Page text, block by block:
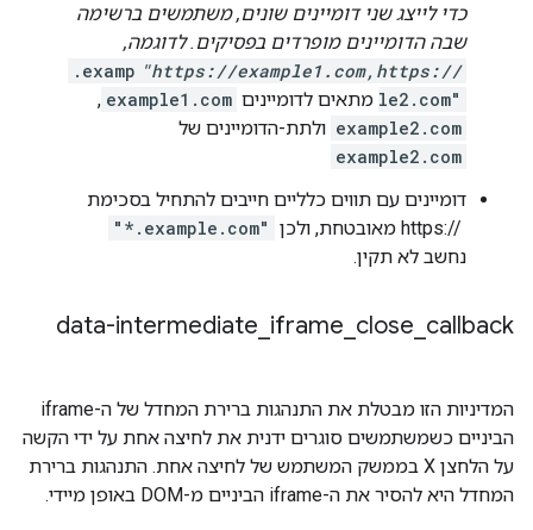
כדי לייצג שני דומיינים שונים, משתמשים ברשימה
שבה הדומיינים מופרדים בפסיקים. לדוגמה,
"https://example1.com,https://
.examp
le2.com" מתאים לדומיינים example1.com
,
example2.com ולתת-הדומיינים של
example2.com
דומיינים עם תווים כלליים חייבים להתחיל בסכימת
https:// ‎ מאובטחת, ולכן
"*.example.com"
נחשב לא תקין.
data-intermediate iframe close callback
המדיניות הזו מבטלת את התנהגות ברירת המחדל של ה-iframe
הביניים כשמשתמשים סוגרים ידנית את לחיצה אחת על ידי הקשה
על הלחצן X בממשק המשתמש של לחיצה אחת. התנהגות ברירת
המחדל היא להסיר את ה-iframe הביניים מ-DOM באופן מיידי.